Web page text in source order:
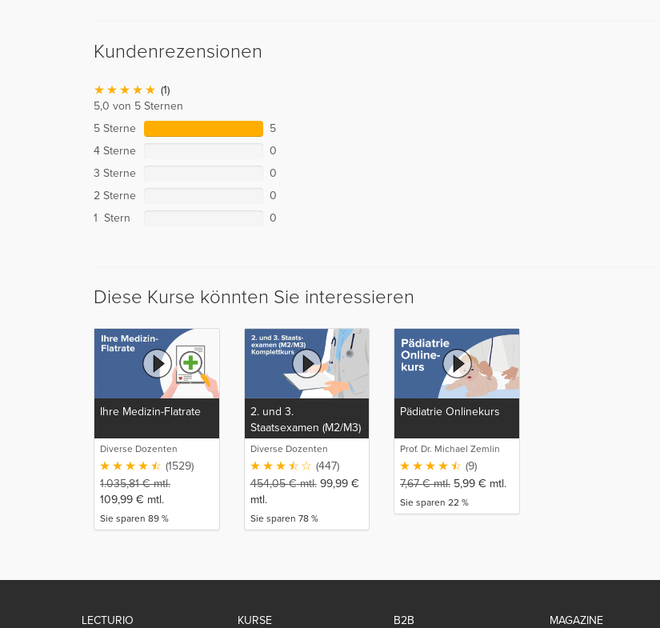
Kundenrezensionen
(1)
5,0 von 5 Sternen
5 Sterne
5
4 Sterne
0
3 Sterne
0
2 Sterne
0
1 Stern
0
Diese Kurse könnten Sie interessieren
Ihre Medizin-Flatrate
Diverse Dozenten
(1529)
1.035,81€mtl.
109,99 € mtl.
Sie sparen 89 %
2. und 3.
Staatsexamen (M2/M3)
Komplettkurs
Diverse Dozenten
(447)
454,05€mtl. 99,99 €
mtl.
Sie sparen 78 %
Pädiatrie Onlinekurs
Prof. Dr. Michael Zemlin
(9)
7,67€mtl. 5,99 € mtl.
Sie sparen 22 %
LECTURIO KURSE B2B MAGAZINE